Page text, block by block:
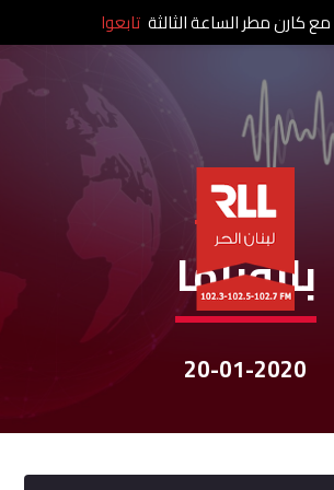
نشرات الأخبار
بانوراما
20-01-2020
تابعوا